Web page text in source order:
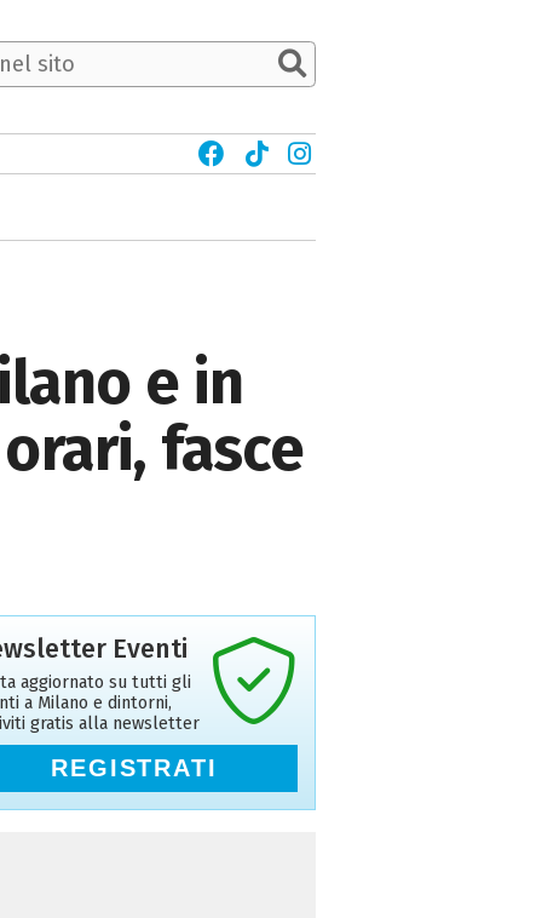
e in
fasce
Eventi
aggiornato su tutti gli
a Milano e dintorni,
gratis alla newsletter
REGISTRATI